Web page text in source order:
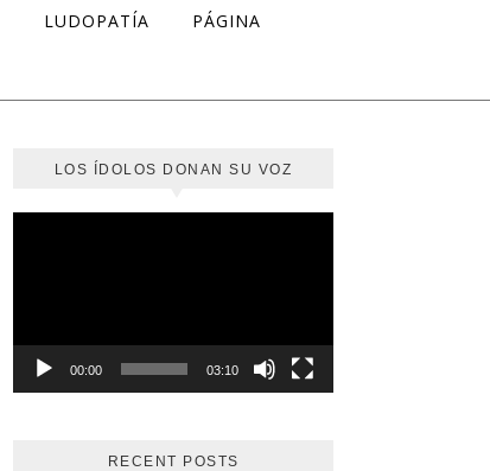
LUDOPATÍA PÁGINA
LOS ÍDOLOS DONAN SU VOZ
00:00 03:10
RECENT POSTS